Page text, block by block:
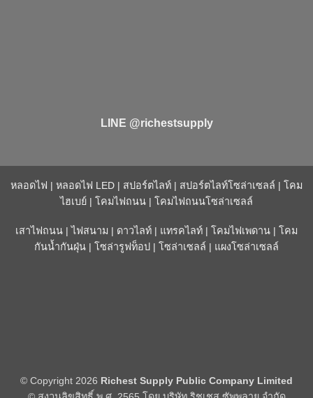
LINE @richestsupply
หลอดไฟ | หลอดไฟ LED | สปอร์ตไลท์ | สปอร์ตไลท์โซล่าเซลล์ | โคม
ไฮเบย์ | โคมไฟถนน | โคมไฟถนนโซล่าเซลล์
เสาไฟถนน |ไฟสนาม | ดาวไลท์ | แทรคไลท์ | โคมไฟเพดาน | โคม
กันน้ำกันฝุ่น | โซล่ารูฟท็อป | โซล่าเซลล์ | แผงโซล่าเซลล์
© Copyright 2026 Richest Supply Public Company Limited